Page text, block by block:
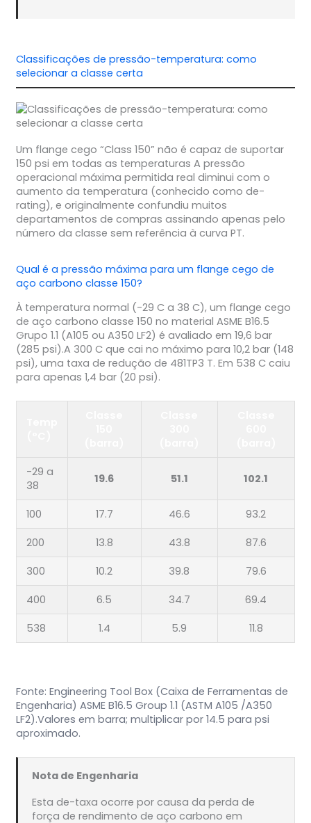
Classificações de pressão-temperatura: como
selecionar a classe certa
Um flange cego “Class 150” não é capaz de suportar
150 psi em todas as temperaturas A pressão
operacional máxima permitida real diminui com o
aumento da temperatura (conhecido como de-
rating), e originalmente confundiu muitos
departamentos de compras assinando apenas pelo
número da classe sem referência à curva PT.
Qual é a pressão máxima para um flange cego de
aço carbono classe 150?
À temperatura normal (-29 C a 38 C), um flange cego
de aço carbono classe 150 no material ASME B16.5
Grupo 1.1 (A105 ou A350 LF2) é avaliado em 19,6 bar
(285 psi).A 300 C que cai no máximo para 10,2 bar (148
psi), uma taxa de redução de 481TP3 T. Em 538 C caiu
para apenas 1,4 bar (20 psi).
-29 a
38
19.6 51.1 102.1
100 17.7 46.6 93.2
200 13.8 43.8 87.6
300 10.2 39.8 79.6
400 6.5 34.7 69.4
538 1.4 5.9 11.8
Fonte: Engineering Tool Box (Caixa de Ferramentas de
Engenharia) ASME B16.5 Group 1.1 (ASTM A105 /A350
LF2).Valores em barra; multiplicar por 14.5 para psi
aproximado.
Nota de Engenharia
Esta de-taxa ocorre por causa da perda de
força de rendimento de aço carbono em